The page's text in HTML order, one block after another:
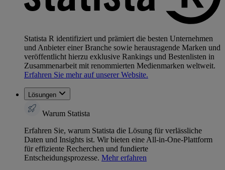
Statista R identifiziert und prämiert die besten Unternehmen
und Anbieter einer Branche sowie herausragende Marken und
veröffentlicht hierzu exklusive Rankings und Bestenlisten in
Zusammenarbeit mit renommierten Medienmarken weltweit.
Erfahren Sie mehr auf unserer Website.
Lösungen
Warum Statista
Erfahren Sie, warum Statista die Lösung für verlässliche
Daten und Insights ist. Wir bieten eine All-in-One-Plattform
für effiziente Recherchen und fundierte
Entscheidungsprozesse. Mehr erfahren